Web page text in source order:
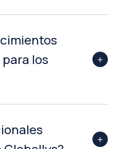
los